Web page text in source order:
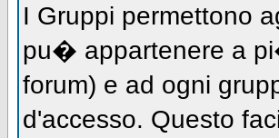
I Gruppi permettono
pu� appartenere a
forum) e ad ogni
d'accesso. Questo